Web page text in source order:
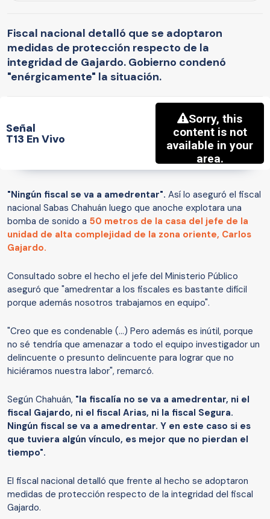
Fiscal nacional detalló que se adoptaron
medidas de protección respecto de la
integridad de Gajardo. Gobierno condenó
"enérgicamente" la situación.
Señal
T13 En Vivo
"Ningún fiscal se va a amedrentar". Así lo aseguró el fiscal
nacional Sabas Chahuán luego que anoche explotara una
bomba de sonido a 50 metros de la casa del jefe de la
unidad de alta complejidad de la zona oriente, Carlos
Gajardo.
Consultado sobre el hecho el jefe del Ministerio Público
aseguró que "amedrentar a los fiscales es bastante difícil
porque además nosotros trabajamos en equipo".
"Creo que es condenable (...) Pero además es inútil, porque
no sé tendría que amenazar a todo el equipo investigador un
delincuente o presunto delincuente para lograr que no
hiciéramos nuestra labor", remarcó.
Según Chahuán, "la fiscalía no se va a amedrentar, ni el
fiscal Gajardo, ni el fiscal Arias, ni la fiscal Segura.
Ningún fiscal se va a amedrentar. Y en este caso si es
que tuviera algún vínculo, es mejor que no pierdan el
tiempo".
El fiscal nacional detalló que frente al hecho se adoptaron
medidas de protección respecto de la integridad del fiscal
Gajardo.